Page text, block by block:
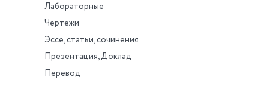
Лабораторные
Чертежи
Эссе, статьи, сочинения
Презентация, Доклад
Перевод